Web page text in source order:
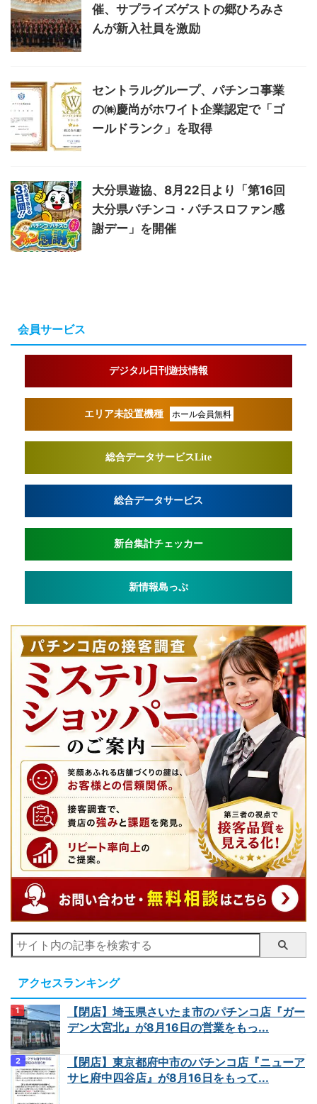
催、サプライズゲストの郷ひろみさ
んが新入社員を激励
セントラルグループ、パチンコ事業
の㈱慶尚がホワイト企業認定で「ゴ
ールドランク」を取得
大分県遊協、8月22日より「第16回
大分県パチンコ・パチスロファン感
謝デー」を開催
会員サービス
デジタル日刊遊技情報
エリア未設置機種 ホール会員無料
総合データサービスLite
総合データサービス
新台集計チェッカー
新情報島っぷ
アクセスランキング
【閉店】埼玉県さいたま市のパチンコ店『ガー
デン大宮北』が8月16日の営業をもっ...
【閉店】東京都府中市のパチンコ店『ニューア
サヒ府中四谷店』が8月16日をもって...